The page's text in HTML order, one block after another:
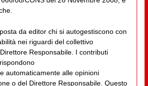
da editor chi si autogestiscono con
nei riguardi del collettivo
Responsabile. I contributi
automaticamente alle opinioni
o del Direttore Responsabile. Questo